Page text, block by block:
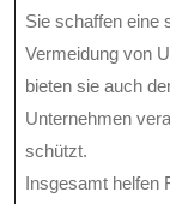
Sie schaffen eine
Vermeidung von
bieten sie auch
Unternehmen
schützt.
Insgesamt helfen